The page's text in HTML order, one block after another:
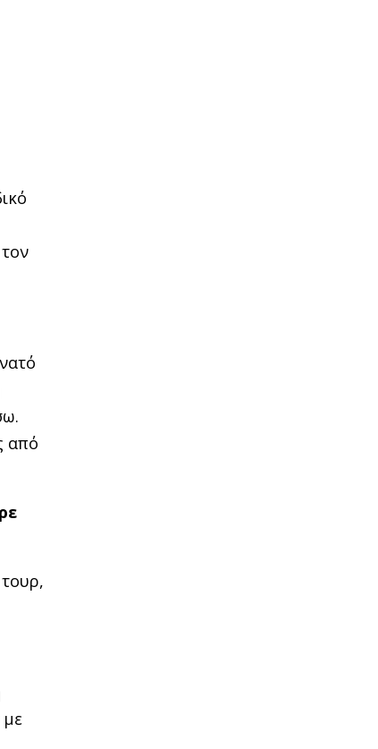
από
με